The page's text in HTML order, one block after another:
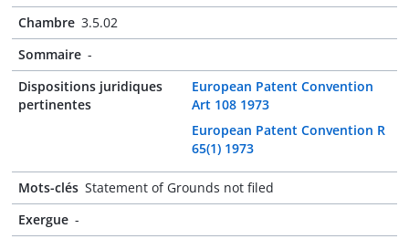
Chambre 3.5.02
Sommaire -
Dispositions juridiques
pertinentes
European Patent Convention
Art 108 1973
European Patent Convention R
65(1) 1973
Mots-clés Statement of Grounds not filed
Exergue -